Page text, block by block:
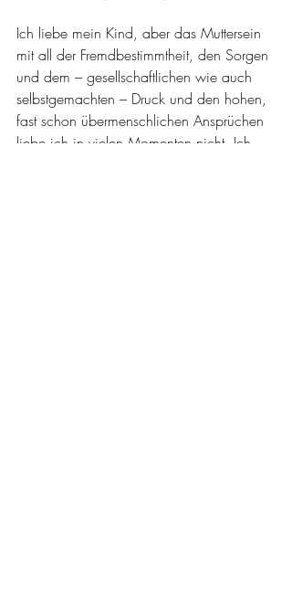
Ich liebe mein Kind, aber das Muttersein
mit all der Fremdbestimmtheit, den Sorgen
und dem – gesellschaftlichen wie auch
selbstgemachten – Druck und den hohen,
fast schon übermenschlichen Ansprüchen
liebe ich in vielen Momenten nicht. Ich